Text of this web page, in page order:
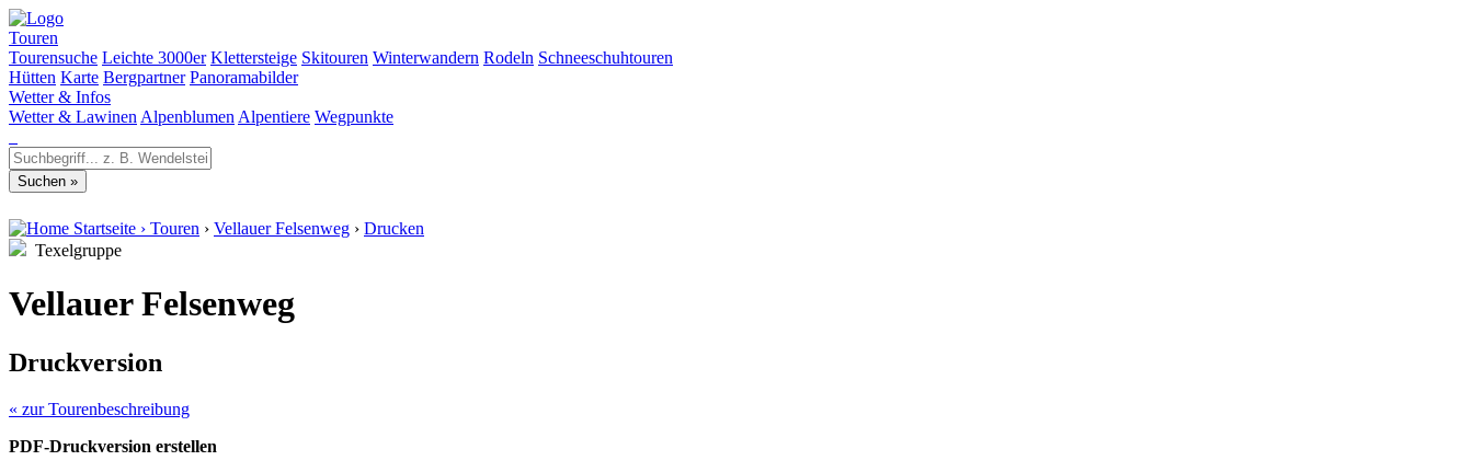
Touren
Tourensuche Leichte 3000er Klettersteige Skitouren Winterwandern Rodeln Schneeschuhtouren
Hütten Karte Bergpartner Panoramabilder
Wetter & Infos
Wetter & Lawinen Alpenblumen Alpentiere Wegpunkte
Startseite › Touren › Vellauer Felsenweg › Drucken
Texelgruppe
Vellauer Felsenweg
Druckversion
« zur Tourenbeschreibung
PDF-Druckversion erstellen